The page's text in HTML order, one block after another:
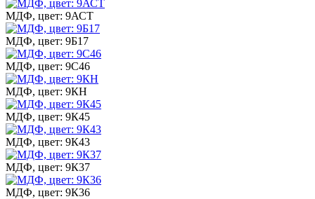
МДФ, цвет: 9АСТ
МДФ, цвет: 9Б17
МДФ, цвет: 9С46
МДФ, цвет: 9КН
МДФ, цвет: 9К45
МДФ, цвет: 9К43
МДФ, цвет: 9К37
МДФ, цвет: 9К36